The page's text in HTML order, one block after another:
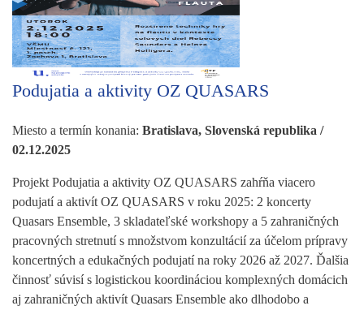
Podujatia a aktivity OZ QUASARS
Miesto a termín konania: Bratislava, Slovenská republika /
02.12.2025
Projekt Podujatia a aktivity OZ QUASARS zahŕňa viacero
podujatí a aktivít OZ QUASARS v roku 2025: 2 koncerty
Quasars Ensemble, 3 skladateľské workshopy a 5 zahraničných
pracovných stretnutí s množstvom konzultácií za účelom prípravy
koncertných a edukačných podujatí na roky 2026 až 2027. Ďalšia
činnosť súvisí s logistickou koordináciou komplexných domácich
aj zahraničných aktivít Quasars Ensemble ako dlhodobo a